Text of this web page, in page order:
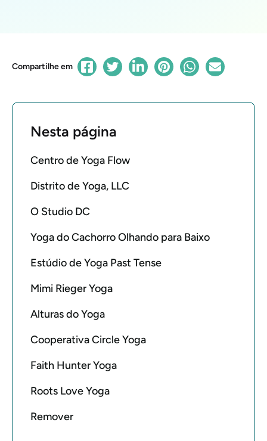
Compartilhe em
Nesta página
Centro de Yoga Flow
Distrito de Yoga, LLC
O Studio DC
Yoga do Cachorro Olhando para Baixo
Estúdio de Yoga Past Tense
Mimi Rieger Yoga
Alturas do Yoga
Cooperativa Circle Yoga
Faith Hunter Yoga
Roots Love Yoga
Remover